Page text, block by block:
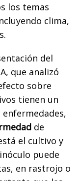
los temas
clima,
del
que analizó
sobre
tienen un
de
el cultivo y
puede
en rastrojo o